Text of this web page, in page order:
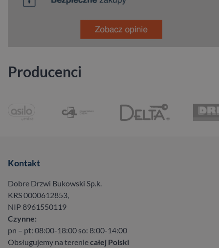
Producenci
Kontakt
Dobre Drzwi Bukowski Sp.k.
KRS 0000612853,
NIP 8961550119
Czynne:
pn – pt: 08:00-18:00 so: 8:00-14:00
Obsługujemy na tereniecałej Polski